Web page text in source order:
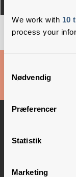
We work with 10
process your
Nødvendig
Præferencer
Statistik
Marketing